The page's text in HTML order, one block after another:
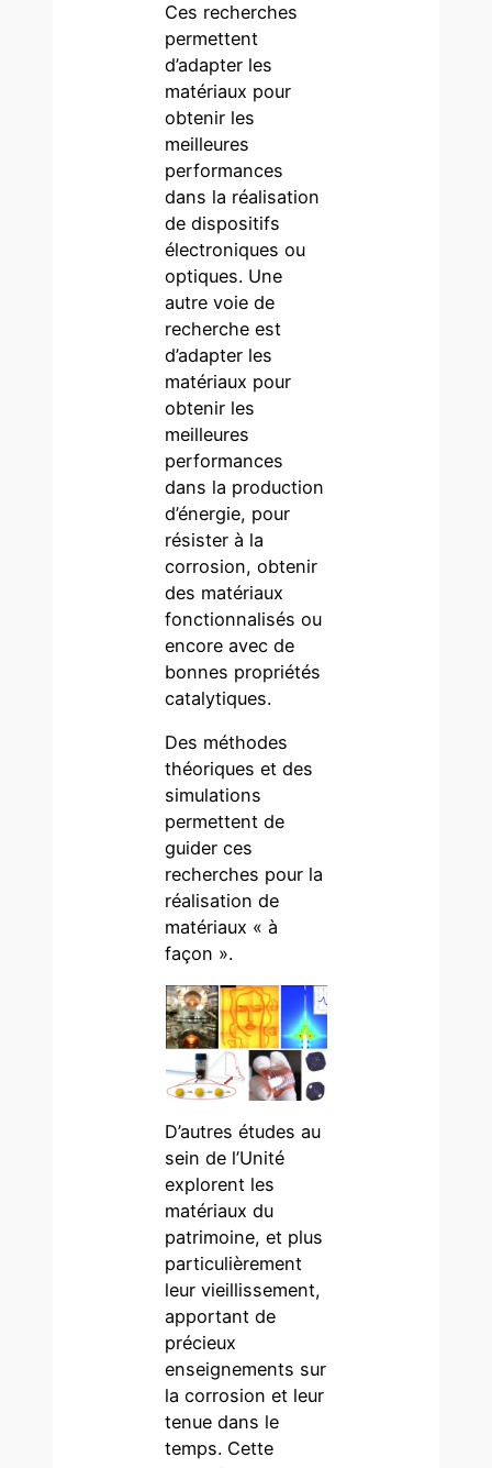
Ces recherches
permettent
d’adapter les
matériaux pour
obtenir les
meilleures
performances
dans la réalisation
de dispositifs
électroniques ou
optiques. Une
autre voie de
recherche est
d’adapter les
matériaux pour
obtenir les
meilleures
performances
dans la production
d’énergie, pour
résister à la
corrosion, obtenir
des matériaux
fonctionnalisés ou
encore avec de
bonnes propriétés
catalytiques.
Des méthodes
théoriques et des
simulations
permettent de
guider ces
recherches pour la
réalisation de
matériaux « à
façon ».
D’autres études au
sein de l’Unité
explorent les
matériaux du
patrimoine, et plus
particulièrement
leur vieillissement,
apportant de
précieux
enseignements sur
la corrosion et leur
tenue dans le
temps. Cette